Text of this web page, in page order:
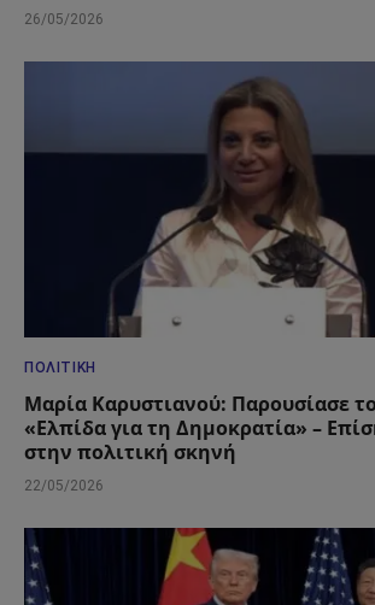
26/05/2026
ΠΟΛΙΤΙΚΉ
Μαρία Καρυστιανού: Παρουσίασε
«Ελπίδα για τη Δημοκρατία» –
στην πολιτική σκηνή
22/05/2026